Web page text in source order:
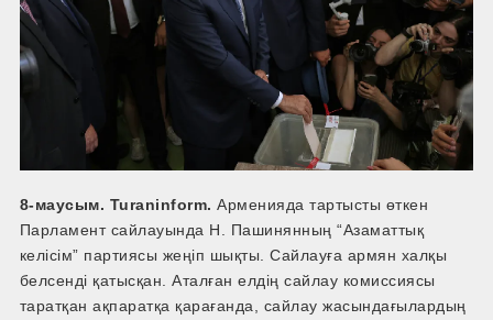
8-маусым. Turaninform. Арменияда тартысты өткен
Парламент сайлауында Н. Пашинянның “Азаматтық
келісім” партиясы жеңіп шықты. Сайлауға армян халқы
белсенді қатысқан. Аталған елдің сайлау комиссиясы
таратқан ақпаратқа қарағанда, сайлау жасындағылардың